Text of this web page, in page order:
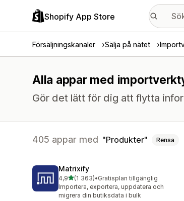
Shopify App Store
Försäljningskanaler Sälja på nätet
Alla appar med
Gör det lätt för dig att flytta
405 appar med Produkter Rensa
Matrixify
4,9av 5 stjärnor
(1 363)
1363 recensioner totalt
•Gratisplan tillgänglig
Importera, exportera, uppdatera och
migrera din butiksdata i bulk